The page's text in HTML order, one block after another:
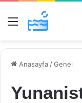
Menü
Anasayfa /Genel